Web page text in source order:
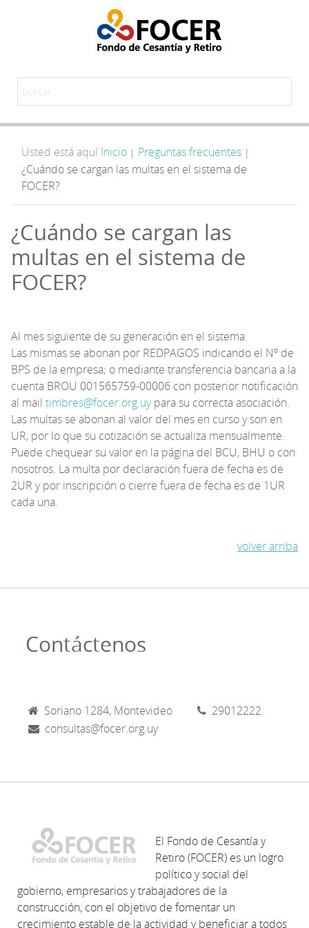
Usted está aquí Inicio | Preguntas frecuentes |
¿Cuándo se cargan las multas en el sistema de
FOCER?
¿Cuándo se cargan las
multas en el sistema de
FOCER?
Al mes siguiente de su generación en el sistema.
Las mismas se abonan por REDPAGOS indicando el Nº de
BPS de la empresa; o mediante transferencia bancaria a la
cuenta BROU 001565759-00006 con posterior notificación
al mail timbres@focer.org.uypara su correcta asociación.
Las multas se abonan al valor del mes en curso y son en
UR, por lo que su cotización se actualiza mensualmente.
Puede chequear su valor en la página del BCU, BHU o con
nosotros. La multa por declaración fuera de fecha es de
2UR y por inscripción o cierre fuera de fecha es de 1UR
cada una.
volver arriba
Contáctenos
Soriano 1284, Montevideo
29012222
consultas@focer.org.uy
El Fondo de Cesantía y
Retiro (FOCER) es un logro
político y social del
gobierno, empresarios y trabajadores de la
construcción, con el objetivo de fomentar un
crecimiento estable de la actividad y beneficiar a todos